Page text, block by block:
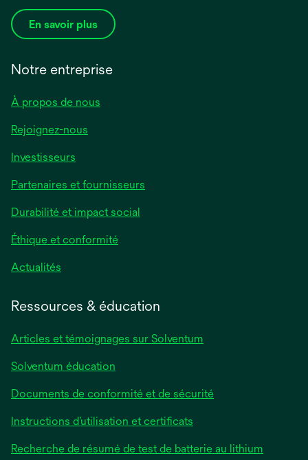
En savoir plus
Notre entreprise
À propos de nous
Rejoignez-nous
Investisseurs
Partenaires et fournisseurs
Durabilité et impact social
Éthique et conformité
Actualités
Ressources & éducation
Articles et témoignages sur Solventum
Solventum éducation
Documents de conformité et de sécurité
Instructions d’utilisation et certificats
Recherche de résumé de test de batterie au lithium